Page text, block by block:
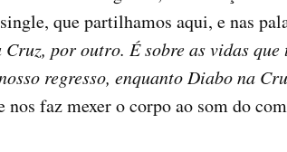
que partilhamos aqui, e nas
por outro. É sobre as vidas que
regresso, enquanto Diabo na
faz mexer o corpo ao som do